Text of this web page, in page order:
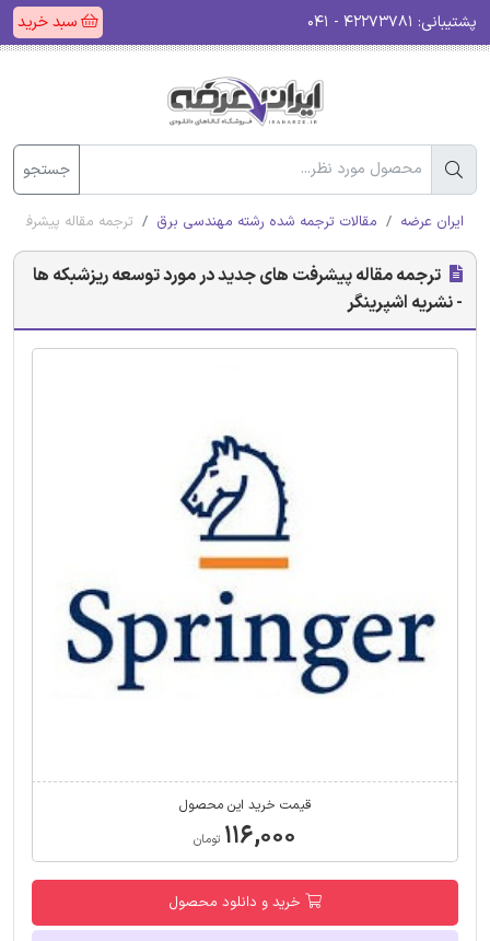
پشتیبانی: سبد خرید
جستجو
ایران عرضه مقالات ترجمه شده رشته مهندسی برق ترجمه مقاله پیشرفت
ترجمه مقاله پیشرفت های جدید در مورد توسعه ریزشبکه ها
- نشریه اشپرینگر
قیمت خرید این محصول
۱۱۶,۰۰۰ تومان
خرید و دانلود محصول